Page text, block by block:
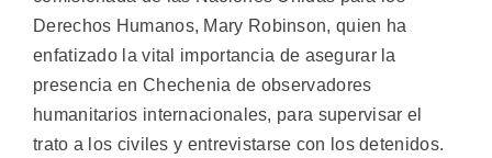
Derechos Humanos, Mary Robinson, quien ha
enfatizado la vital importancia de asegurar la
presencia en Chechenia de observadores
humanitarios internacionales, para supervisar el
trato a los civiles y entrevistarse con los detenidos.